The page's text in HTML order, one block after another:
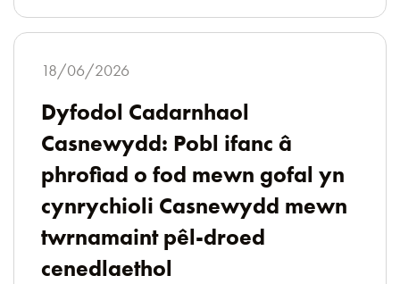
18/06/2026
Dyfodol Cadarnhaol
Casnewydd: Pobl ifanc â
phrofiad o fod mewn gofal yn
cynrychioli Casnewydd mewn
twrnamaint pêl-droed
cenedlaethol